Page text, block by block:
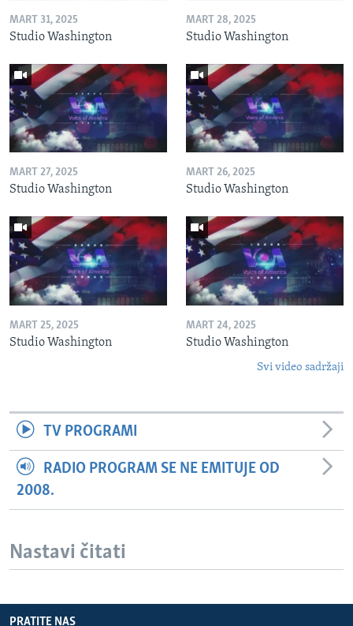
MART 31, 2025
Studio Washington
MART 28, 2025
Studio Washington
MART 27, 2025
Studio Washington
MART 26, 2025
Studio Washington
MART 25, 2025
Studio Washington
MART 24, 2025
Studio Washington
Svi video sadržaji
TV PROGRAMI
RADIO PROGRAM SE NE EMITUJE OD
2008.
Nastavi čitati
PRATITE NAS